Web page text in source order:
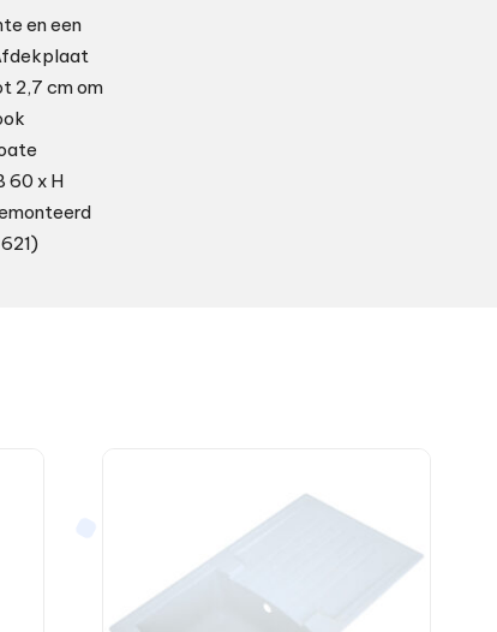
en een
2,7 cm om
60 x H